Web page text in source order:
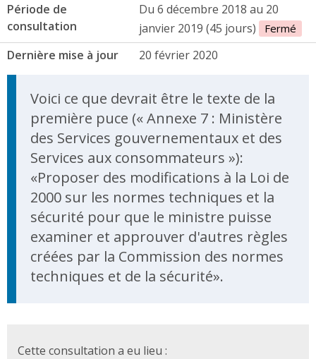
Période de
consultation
Du 6 décembre 2018 au 20
janvier 2019 (45 jours)
Fermé
Dernière mise à jour 20 février 2020
Update Announcement
Voici ce que devrait être le texte de la
première puce (« Annexe 7 : Ministère
des Services gouvernementaux et des
Services aux consommateurs »):
«Proposer des modifications à la Loi de
2000 sur les normes techniques et la
sécurité pour que le ministre puisse
examiner et approuver d'autres règles
créées par la Commission des normes
techniques et de la sécurité».
Cette consultation a eu lieu :